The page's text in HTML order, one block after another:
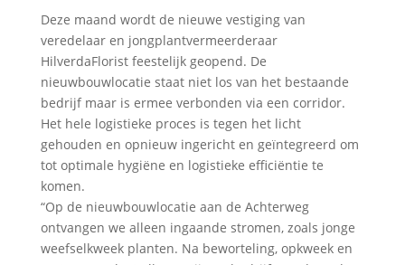
Deze maand wordt de nieuwe vestiging van
veredelaar en jongplantvermeerderaar
HilverdaFlorist feestelijk geopend. De
nieuwbouwlocatie staat niet los van het bestaande
bedrijf maar is ermee verbonden via een corridor.
Het hele logistieke proces is tegen het licht
gehouden en opnieuw ingericht en geïntegreerd om
tot optimale hygiëne en logistieke efficiëntie te
komen.
“Op de nieuwbouwlocatie aan de Achterweg
ontvangen we alleen ingaande stromen, zoals jonge
weefselkweek planten. Na beworteling, opkweek en